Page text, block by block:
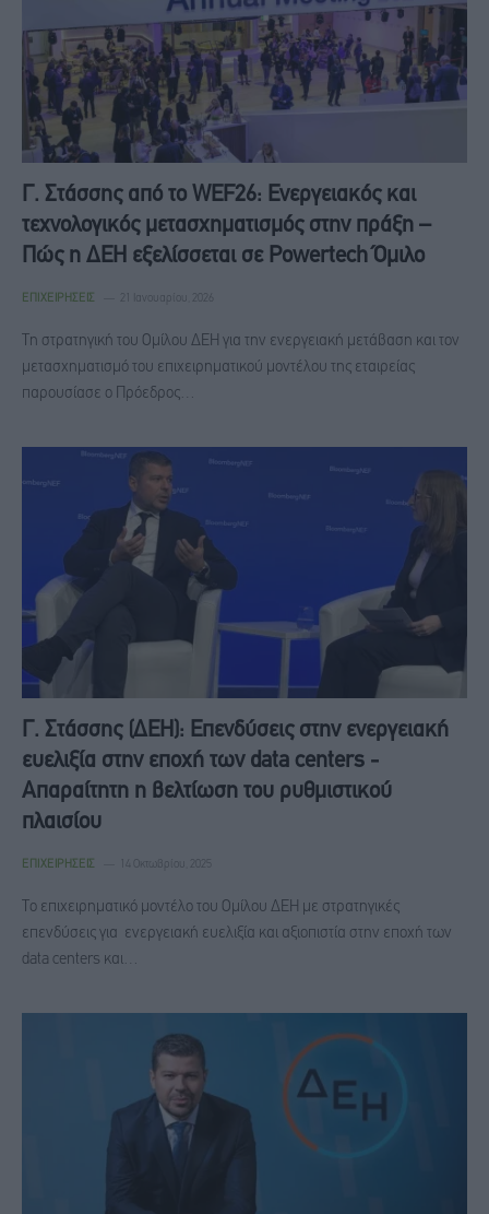
Γ. Στάσσης από το WEF26: Ενεργειακός και
τεχνολογικός μετασχηματισμός στην πράξη –
Πώς η ΔΕΗ εξελίσσεται σε Powertech Όμιλο
ΕΠΙΧΕΙΡΉΣΕΙΣ 21 Ιανουαρίου, 2026
Τη στρατηγική του Ομίλου ΔΕΗ για την ενεργειακή μετάβαση και τον
μετασχηματισμό του επιχειρηματικού μοντέλου της εταιρείας
παρουσίασε ο Πρόεδρος…
Γ. Στάσσης (ΔΕΗ): Επενδύσεις στην ενεργειακή
ευελιξία στην εποχή των data centers -
Απαραίτητη η βελτίωση του ρυθμιστικού
πλαισίου
ΕΠΙΧΕΙΡΉΣΕΙΣ 14 Οκτωβρίου, 2025
Το επιχειρηματικό μοντέλο του Ομίλου ΔΕΗ με στρατηγικές
επενδύσεις για ενεργειακή ευελιξία και αξιοπιστία στην εποχή των
data centers και…